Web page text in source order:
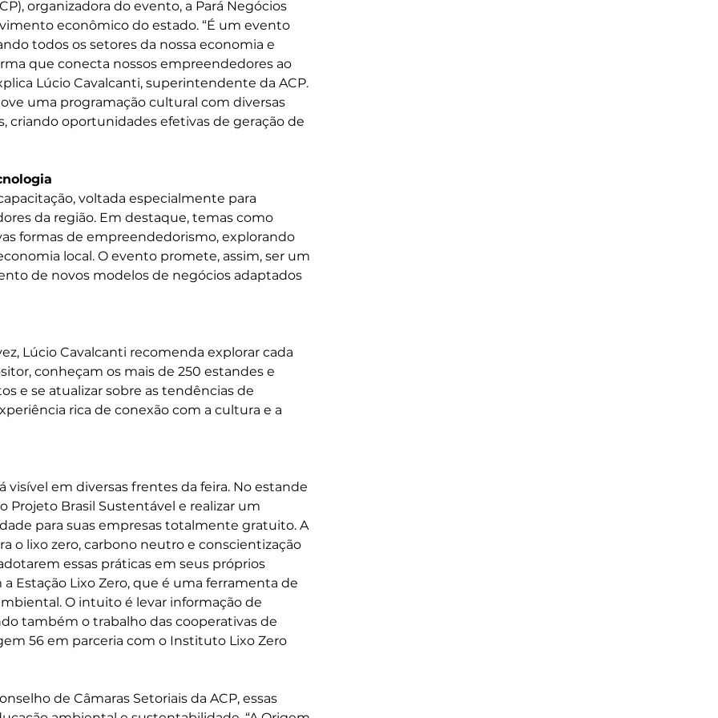
organizadora do evento, a Pará Negócios
econômico do estado. “É um evento
todos os setores da nossa economia e
que conecta nossos empreendedores ao
Lúcio Cavalcanti, superintendente da ACP.
uma programação cultural com diversas
criando oportunidades efetivas de geração de
voltada especialmente para
da região. Em destaque, temas como
formas de empreendedorismo, explorando
local. O evento promete, assim, ser um
de novos modelos de negócios adaptados
Lúcio Cavalcanti recomenda explorar cada
conheçam os mais de 250 estandes e
e se atualizar sobre as tendências de
rica de conexão com a cultura e a
em diversas frentes da feira. No estande
Projeto Brasil Sustentável e realizar um
para suas empresas totalmente gratuito. A
o lixo zero, carbono neutro e conscientização
essas práticas em seus próprios
Estação Lixo Zero, que é uma ferramenta de
O intuito é levar informação de
também o trabalho das cooperativas de
56 em parceria com o Instituto Lixo Zero
de Câmaras Setoriais da ACP, essas